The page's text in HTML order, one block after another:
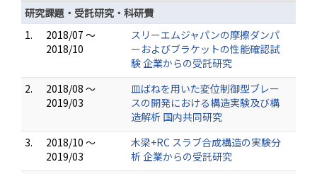
研究課題・受託研究・科研費
1.
2018/07 ～
2018/10
スリーエムジャパンの摩擦ダンパ
ーおよびブラケットの性能確認試
験 企業からの受託研究
2.
2018/08 ～
2019/03
皿ばねを用いた変位制御型ブレー
スの開発における構造実験及び構
造解析 国内共同研究
3.
2018/10 ～
2019/03
木梁+RC スラブ合成構造の実験分
析 企業からの受託研究